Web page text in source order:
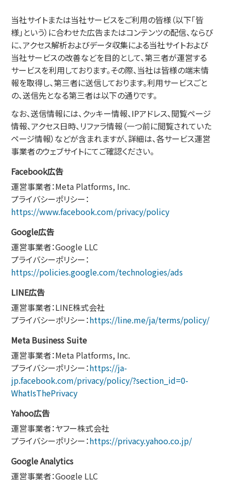
当社サイトまたは当社サービスをご利用の皆様（以下「皆
様」という）に合わせた広告またはコンテンツの配信、ならび
に、アクセス解析およびデータ収集による当社サイトおよび
当社サービスの改善などを目的として、第三者が運営する
サービスを利用しております。その際、当社は皆様の端末情
報を取得し、第三者に送信しております。利用サービスごと
の、送信先となる第三者は以下の通りです。
なお、送信情報には、クッキー情報、IPアドレス、閲覧ページ
情報、アクセス日時、リファラ情報（一つ前に閲覧されていた
ページ情報）などが含まれますが、詳細は、各サービス運営
事業者のウェブサイトにてご確認ください。
Facebook広告
運営事業者：Meta Platforms, Inc.
プライバシーポリシー：
https://www.facebook.com/privacy/policy
Google広告
運営事業者：Google LLC
プライバシーポリシー：
https://policies.google.com/technologies/ads
LINE広告
運営事業者：LINE株式会社
プライバシーポリシー：https://line.me/ja/terms/policy/
Meta Business Suite
運営事業者：Meta Platforms, Inc.
プライバシーポリシー：https://ja-
jp.facebook.com/privacy/policy/?section_id=0-
WhatIsThePrivacy
Yahoo広告
運営事業者：ヤフー株式会社
プライバシーポリシー：https://privacy.yahoo.co.jp/
Google Analytics
運営事業者：Google LLC